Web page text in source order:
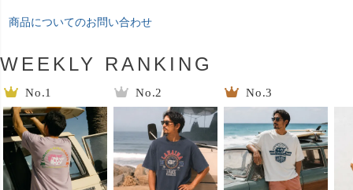
商品についてのお問い合わせ
WEEKLY RANKING